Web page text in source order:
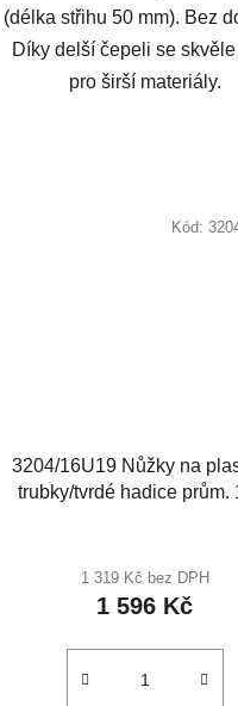
(délka střihu 50 mm). Bez
Díky delší čepeli se
pro širší materiály.
3204/16U19 Nůžky na
trubky/tvrdé hadice prům.
hodnocení
produktu
1 319 Kč bez DPH
1 596 Kč
Kód: